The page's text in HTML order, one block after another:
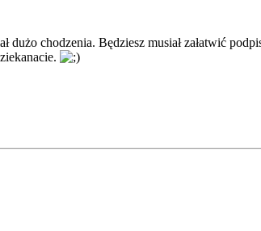
dużo chodzenia. Będziesz musiał załatwić